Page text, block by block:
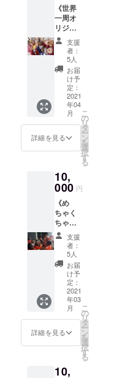
ん)
公開致
しま
す。カ
ラーは
黒のみ
となっ
ており
ます。
サイズ
は大人
S/M/L/X
L/XXLか
らお選
びいた
サイズ
をお書
きくだ
さい。
郵送も
しくは
ジム設
立後に
直接ジ
ムでの
お渡し
になり
ます。※
郵送費
はこち
らが負
担致し
《世界
一周オ
リジナ
ル写真
集》 僕
が4年前
に日本
を出て
から見
てきた
たくさ
んの景
色や関
わって
きた人
たちの
一冊に
まとめ
まし
た。こ
の一冊
から僕
の経験
をより
多くの
方に共
有して
いただ
けたら
いいな
と思い
ます。
世界中
んの笑
支援
者：
5人
お届
け予
定：
2021
年04
月
詳細を見る
こ
の
リ
タ
ー
ン
を
選
択
す
る
10,
000 円
《め
ちゃく
ちゃ支
援》 大
きなリ
ターン
はいら
ないけ
どたく
さん支
援した
いと
思って
くれた
方への
枠で
の気持
支援
者：
5人
お届
け予
定：
2021
年03
月
詳細を見る
こ
の
リ
タ
ー
ン
を
選
択
す
る
10,